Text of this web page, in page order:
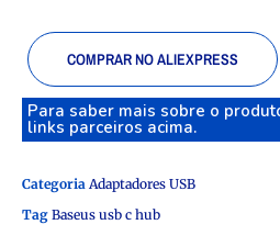
COMPRAR NO ALIEXPRESS
Para saber mais sobre o
links parceiros acima.
Categoria Adaptadores USB
Tag Baseus usb c hub